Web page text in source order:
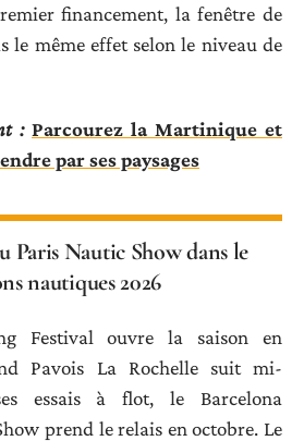
financement, la fenêtre de
le même effet selon le niveau de
: Parcourez la Martinique et
par ses paysages
Paris Nautic Show dans le
nautiques 2026
Festival ouvre la saison en
Pavois La Rochelle suit mi-
essais à flot, le Barcelona
prend le relais en octobre. Le